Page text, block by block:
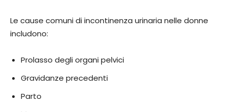
Le cause comuni di incontinenza urinaria nelle donne
includono:
Prolasso degli organi pelvici
Gravidanze precedenti
Parto